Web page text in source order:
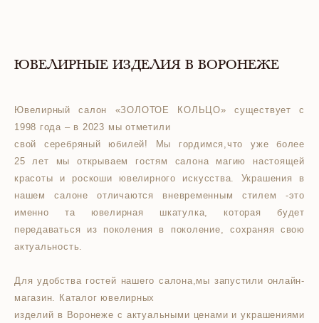
ЮВЕЛИРНЫЕ ИЗДЕЛИЯ В ВОРОНЕЖЕ
Ювелирный салон «ЗОЛОТОЕ КОЛЬЦО» существует с
1998 года – в 2023 мы отметили
свой серебряный юбилей! Мы гордимся,что уже более
25 лет мы открываем гостям салона магию настоящей
красоты и роскоши ювелирного искусства. Украшения в
нашем салоне отличаются вневременным стилем -это
именно та ювелирная шкатулка, которая будет
передаваться из поколения в поколение, сохраняя свою
актуальность.
Для удобства гостей нашего салона,мы запустили онлайн-
магазин. Каталог ювелирных
изделий в Воронеже с актуальными ценами и украшениями